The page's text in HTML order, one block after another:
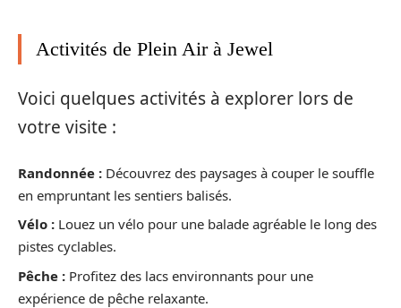
Activités de Plein Air à Jewel
Voici quelques activités à explorer lors de
votre visite :
Randonnée : Découvrez des paysages à couper le souffle
en empruntant les sentiers balisés.
Vélo : Louez un vélo pour une balade agréable le long des
pistes cyclables.
Pêche : Profitez des lacs environnants pour une
expérience de pêche relaxante.